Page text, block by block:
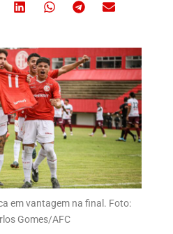
em vantagem na final. Foto:
Gomes/AFC